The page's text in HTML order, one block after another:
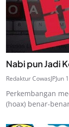
Nabi pun Jadi
Redaktur CowasJPJun
Perkembangan
(hoax) benar-